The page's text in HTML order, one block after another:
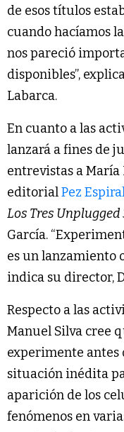
de esos títulos
cuando hacíamos
nos pareció
disponibles”,
Labarca.
En cuanto a las
lanzará a fines de
entrevistas a María
editorialPez
Los Tres Unplugged
García.
es un lanzamiento
indica su director,
Respecto a las
Manuel Silva cree
experimente antes
situación inédita
aparición de los
fenómenos en